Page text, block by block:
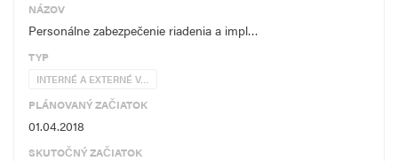
NÁZOV
Personálne zabezpečenie riadenia a impl…
TYP
INTERNÉ A EXTERNÉ V…
PLÁNOVANÝ ZAČIATOK
01.04.2018
SKUTOČNÝ ZAČIATOK